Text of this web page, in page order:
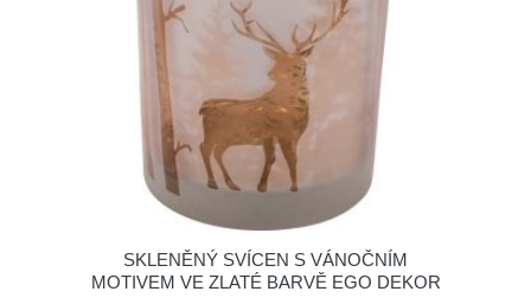
SKLENĚNÝ SVÍCEN S VÁNOČNÍM
MOTIVEM VE ZLATÉ BARVĚ EGO DEKOR